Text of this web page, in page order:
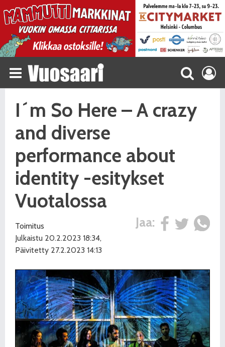
I´m So Here – A crazy
and diverse
performance about
identity -esitykset
Vuotalossa
Jaa:
Toimitus
Julkaistu 20.2.2023 18:34,
Päivitetty 27.2.2023 14:13